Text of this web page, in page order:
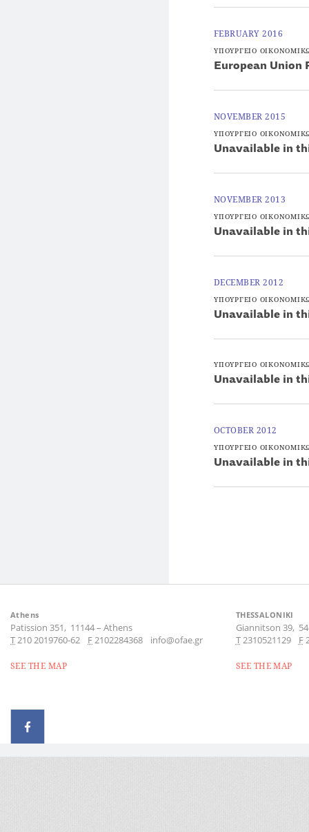
FEBRUARY 2016
ΥΠΟΥΡΓΕΙΟ
European Union
NOVEMBER 2015
ΥΠΟΥΡΓΕΙΟ
Unavailable in
NOVEMBER 2013
ΥΠΟΥΡΓΕΙΟ
Unavailable in
DECEMBER 2012
ΥΠΟΥΡΓΕΙΟ
Unavailable in
ΥΠΟΥΡΓΕΙΟ
Unavailable in
OCTOBER 2012
ΥΠΟΥΡΓΕΙΟ
Unavailable in
Athens
Patission 351, 11144– Athens
Τ210 2019760-62 F2102284368 info@ofae.gr
SEE THE MAP
THESSALONIKI
Giannitson 39,
Τ2310521129 F
SEE THE MAP